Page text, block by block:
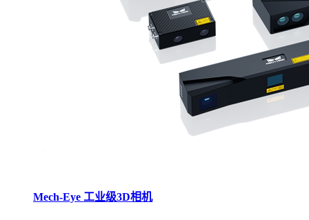
Mech-Eye 工业级3D相机